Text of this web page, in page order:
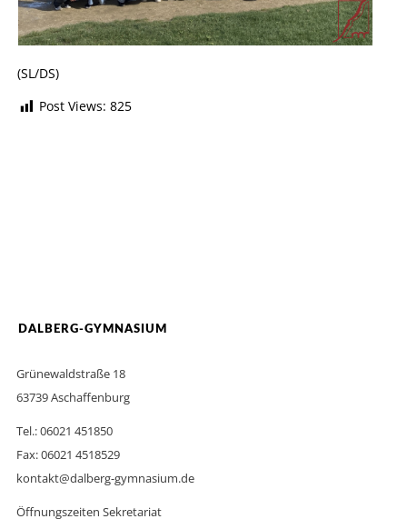
(SL/DS)
Post Views: 825
DALBERG-GYMNASIUM
Grünewaldstraße 18
63739 Aschaffenburg
Tel.: 06021 451850
Fax: 06021 4518529
kontakt@dalberg-gymnasium.de
Öffnungszeiten Sekretariat